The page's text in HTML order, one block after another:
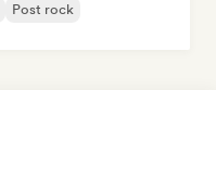
Post rock